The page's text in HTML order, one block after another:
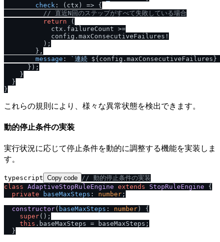
check : ( ctx ) => {
/ / 直近N回のステップがすべて失敗している場合
return (
            ctx.
failureCount >=
            config.
maxConsecutiveFailures !
          );
        },
message : `連続 ${config.maxConsecutiveFailures}
      });
    }
  }
これらの規則により、様々な異常状態を検出できます。
動的停止条件の実装
実行状況に応じて停止条件を動的に調整する機能を実装しま
す。
typescript Copy code // 動的停止条件の実装
class AdaptiveStopRuleEngine extends StopRuleEngine {
private
baseMaxSteps : number ;
constructor( baseMaxSteps : number ) {
super();
this . baseMaxSteps = baseMaxSteps;
  }